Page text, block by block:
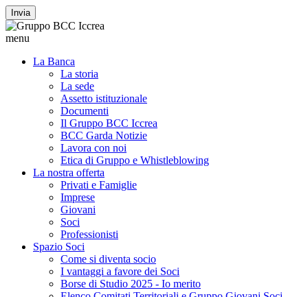
Invia
menu
La Banca
La storia
La sede
Assetto istituzionale
Documenti
Il Gruppo BCC Iccrea
BCC Garda Notizie
Lavora con noi
Etica di Gruppo e Whistleblowing
La nostra offerta
Privati e Famiglie
Imprese
Giovani
Soci
Professionisti
Spazio Soci
Come si diventa socio
I vantaggi a favore dei Soci
Borse di Studio 2025 - Io merito